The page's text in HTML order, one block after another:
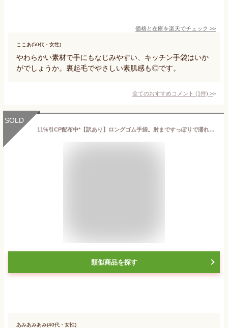
価格と在庫を楽天でチェック >>
ここあ(50代・女性)
やわらかい素材で手にもなじみやすい、キッチン手袋はいか
がでしょうか。裏起毛でやさしい素肌感も◎です。
全てのおすすめコメント (1件) >
SOLD
11%引CP配布中*【訳あり】ロングゴム手袋。肘まですっぽりで濡れずに食器洗い キッチン 愛い おしゃれ 花柄 かわいい カラフル 濡れない 水仕事 掃除 風呂掃除 長い 腕が濡れない 人気 おすすめ アームカバー付
類似商品を探す
あみあみあみ(40代・女性)